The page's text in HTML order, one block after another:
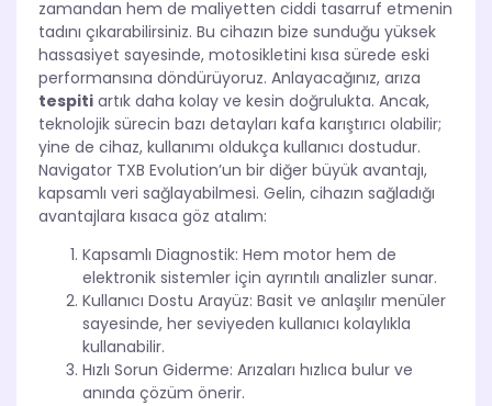
zamandan hem de maliyetten ciddi tasarruf etmenin
tadını çıkarabilirsiniz. Bu cihazın bize sunduğu yüksek
hassasiyet sayesinde, motosikletini kısa sürede eski
performansına döndürüyoruz. Anlayacağınız, arıza
tespiti artık daha kolay ve kesin doğrulukta. Ancak,
teknolojik sürecin bazı detayları kafa karıştırıcı olabilir;
yine de cihaz, kullanımı oldukça kullanıcı dostudur.
Navigator TXB Evolution’un bir diğer büyük avantajı,
kapsamlı veri sağlayabilmesi. Gelin, cihazın sağladığı
avantajlara kısaca göz atalım:
Kapsamlı Diagnostik: Hem motor hem de
elektronik sistemler için ayrıntılı analizler sunar.
Kullanıcı Dostu Arayüz: Basit ve anlaşılır menüler
sayesinde, her seviyeden kullanıcı kolaylıkla
kullanabilir.
Hızlı Sorun Giderme: Arızaları hızlıca bulur ve
anında çözüm önerir.